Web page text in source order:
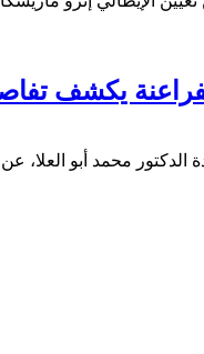
يكشف
محمد أبو